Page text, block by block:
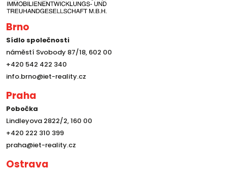
Brno
Sídlo společnosti
náměstí Svobody 87/18, 602 00
+420 542 422 340
info.brno@iet-reality.cz
Praha
Pobočka
Lindleyova 2822/2, 160 00
+420 222 310 399
praha@iet-reality.cz
Ostrava